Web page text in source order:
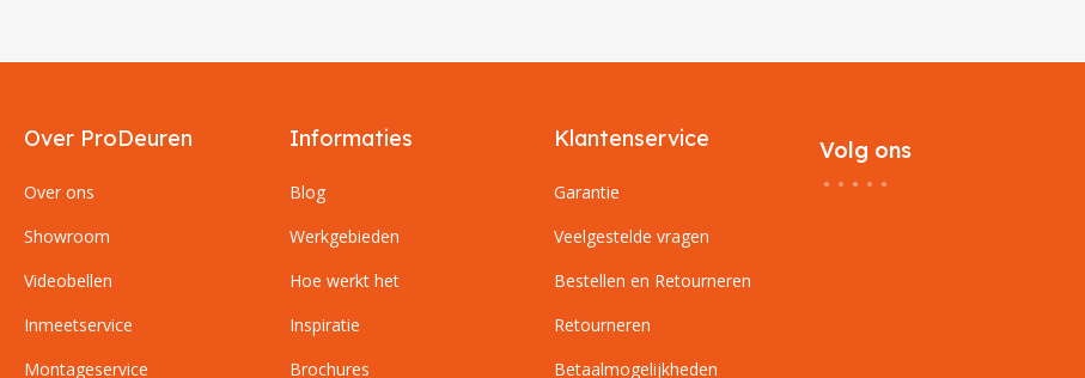
Over ProDeuren
Over ons
Showroom
Videobellen
Inmeetservice
Montageservice
Informaties
Blog
Werkgebieden
Hoe werkt het
Inspiratie
Brochures
Klantenservice
Garantie
Veelgestelde vragen
Bestellen en Retourneren
Retourneren
Betaalmogelijkheden
Volg ons